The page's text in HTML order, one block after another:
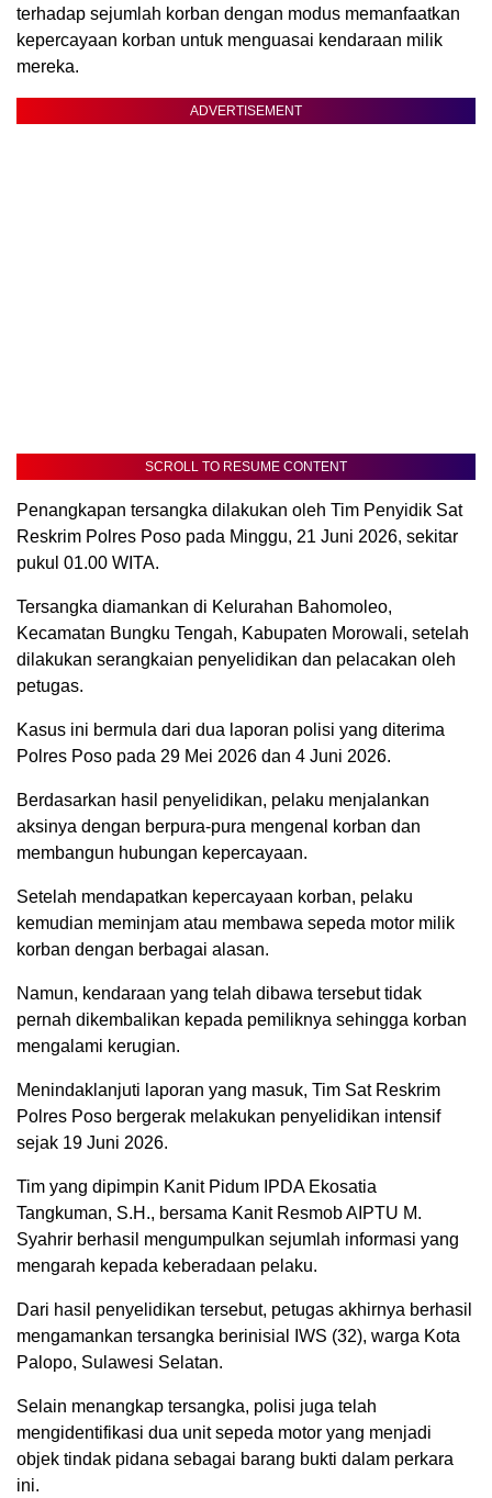
terhadap sejumlah korban dengan modus memanfaatkan
kepercayaan korban untuk menguasai kendaraan milik
mereka.
ADVERTISEMENT
SCROLL TO RESUME CONTENT
Penangkapan tersangka dilakukan oleh Tim Penyidik Sat
Reskrim Polres Poso pada Minggu, 21 Juni 2026, sekitar
pukul 01.00 WITA.
Tersangka diamankan di Kelurahan Bahomoleo,
Kecamatan Bungku Tengah, Kabupaten Morowali, setelah
dilakukan serangkaian penyelidikan dan pelacakan oleh
petugas.
Kasus ini bermula dari dua laporan polisi yang diterima
Polres Poso pada 29 Mei 2026 dan 4 Juni 2026.
Berdasarkan hasil penyelidikan, pelaku menjalankan
aksinya dengan berpura-pura mengenal korban dan
membangun hubungan kepercayaan.
Setelah mendapatkan kepercayaan korban, pelaku
kemudian meminjam atau membawa sepeda motor milik
korban dengan berbagai alasan.
Namun, kendaraan yang telah dibawa tersebut tidak
pernah dikembalikan kepada pemiliknya sehingga korban
mengalami kerugian.
Menindaklanjuti laporan yang masuk, Tim Sat Reskrim
Polres Poso bergerak melakukan penyelidikan intensif
sejak 19 Juni 2026.
Tim yang dipimpin Kanit Pidum IPDA Ekosatia
Tangkuman, S.H., bersama Kanit Resmob AIPTU M.
Syahrir berhasil mengumpulkan sejumlah informasi yang
mengarah kepada keberadaan pelaku.
Dari hasil penyelidikan tersebut, petugas akhirnya berhasil
mengamankan tersangka berinisial IWS (32), warga Kota
Palopo, Sulawesi Selatan.
Selain menangkap tersangka, polisi juga telah
mengidentifikasi dua unit sepeda motor yang menjadi
objek tindak pidana sebagai barang bukti dalam perkara
ini.